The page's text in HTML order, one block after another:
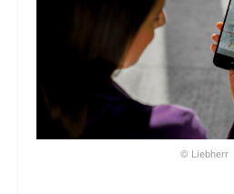
© Liebherr